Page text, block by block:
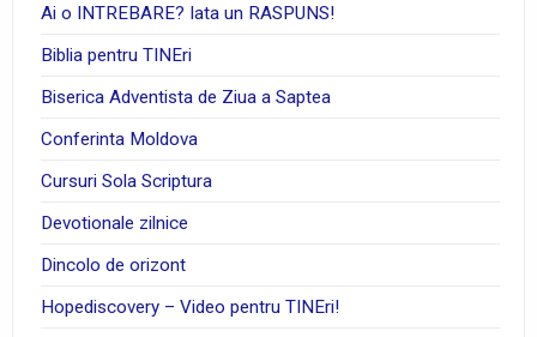
Ai o INTREBARE? Iata un RASPUNS!
Biblia pentru TINEri
Biserica Adventista de Ziua a Saptea
Conferinta Moldova
Cursuri Sola Scriptura
Devotionale zilnice
Dincolo de orizont
Hopediscovery – Video pentru TINEri!